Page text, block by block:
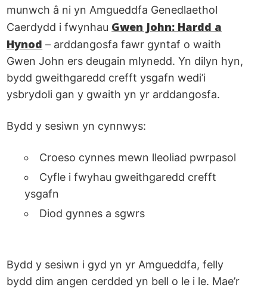
munwch â ni yn Amgueddfa Genedlaethol
Caerdydd i fwynhau Gwen John: Hardd a
Hynod – arddangosfa fawr gyntaf o waith
Gwen John ers deugain mlynedd. Yn dilyn hyn,
bydd gweithgaredd crefft ysgafn wedi’i
ysbrydoli gan y gwaith yn yr arddangosfa.
Bydd y sesiwn yn cynnwys:
Croeso cynnes mewn lleoliad pwrpasol
Cyfle i fwyhau gweithgaredd crefft
ysgafn
Diod gynnes a sgwrs
Bydd y sesiwn i gyd yn yr Amgueddfa, felly
bydd dim angen cerdded yn bell o le i le. Mae’r